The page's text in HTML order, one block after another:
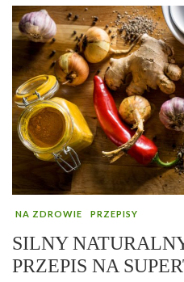
NA ZDROWIE PRZEPISY
SILNY
PRZEPIS NA